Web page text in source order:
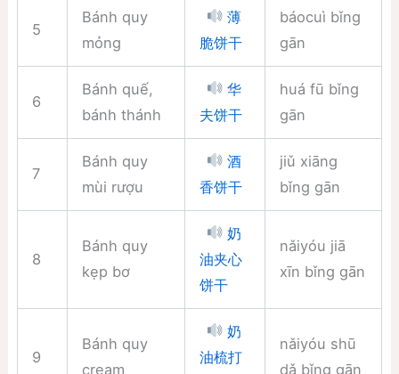
5
Bánh quy
mỏng
薄
脆饼干
báocuì bǐng
gān
6
Bánh quế,
bánh thánh
华
夫饼干
huá fū bǐng
gān
7
Bánh quy
mùi rượu
酒
香饼干
jiǔ xiāng
bǐng gān
8
Bánh quy
kẹp bơ
奶
油夹心
饼干
nǎiyóu jiā
xīn bǐng gān
9
Bánh quy
cream
奶
油梳打
nǎiyóu shū
dǎ bǐng gān